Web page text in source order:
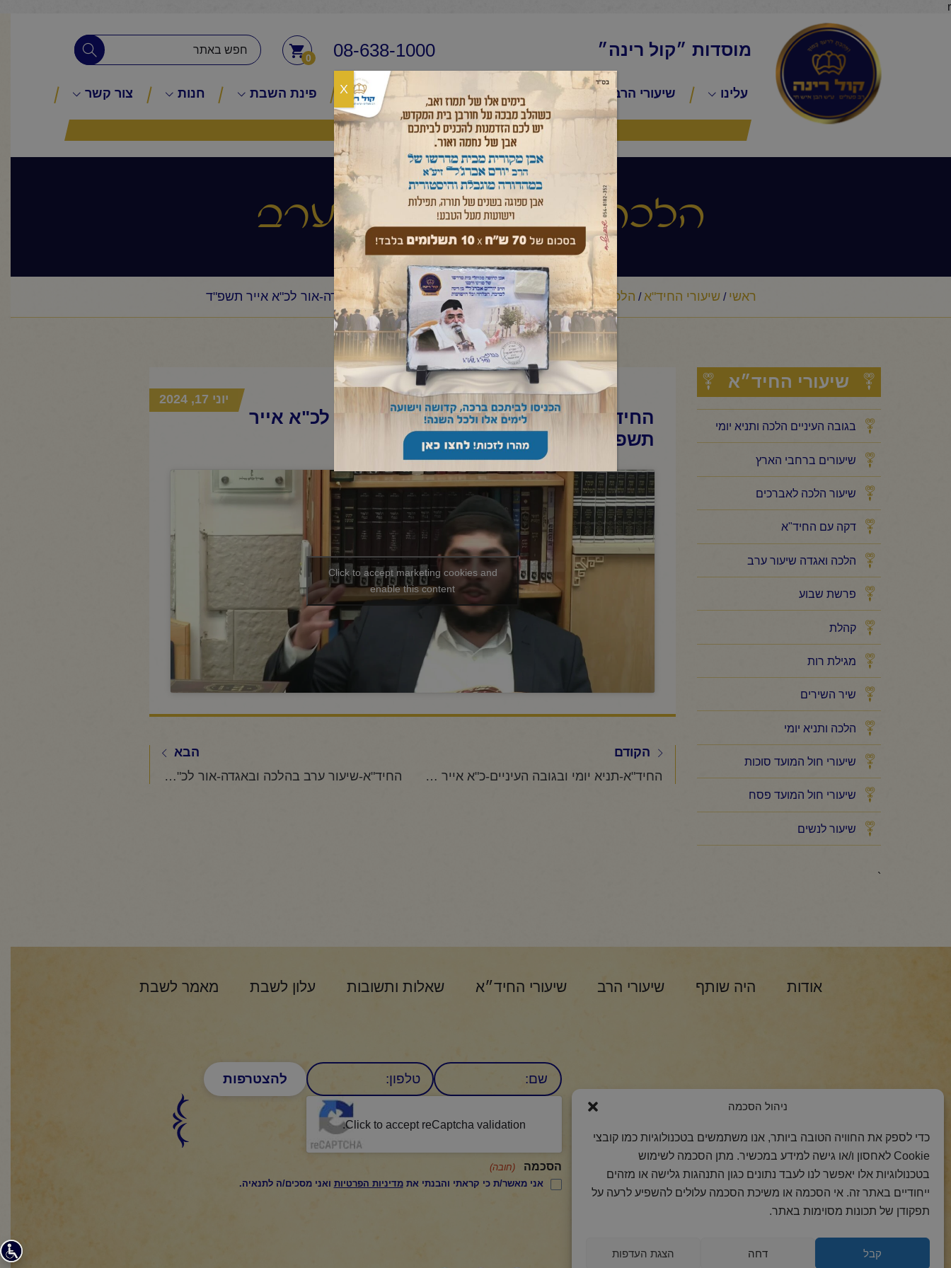
ניהול הסכמה
כדי לספק את החוויה הטובה ביותר, אנו משתמשים בטכנולוגיות כמו קובצי
Cookie לאחסון ו/או גישה למידע במכשיר. מתן הסכמה לשימוש
בטכנולוגיות אלו יאפשר לנו לעבד נתונים כגון התנהגות גלישה או מזהים
ייחודיים באתר זה. אי הסכמה או משיכת הסכמה עלולים להשפיע לרעה על
תפקודן של תכונות מסוימות באתר.
קבל דחה הצגת העדפות
r
מוסדות ״קול רינה״ 08-638-1000
0
עלינו שיעורי הרב שיעורי החיד״א שאלות ותשובות פינת השבת חנות צור קשר
היה שותף
הלכה ואגדה שיעור ערב
ראשי /שיעורי החיד"א/ הלכה ואגדה שיעור ערב /החיד"א-שיעור ערב בהלכה ובאגדה-אור לכ"א אייר תשפ"ד
שיעורי החיד״א
בגובה העיניים הלכה ותניא יומי
שיעורים ברחבי הארץ
שיעור הלכה לאברכים
דקה עם החיד"א
הלכה ואגדה שיעור ערב
פרשת שבוע
קהלת
מגילת רות
שיר השירים
הלכה ותניא יומי
שיעורי חול המועד סוכות
שיעורי חול המועד פסח
שיעור לנשים
`
החיד"א-שיעור ערב בהלכה ובאגדה-אור לכ"א אייר
תשפ"ד
יוני 17, 2024
Click to accept marketing cookies and
enable this content
הקודם
החיד"א-תניא יומי ובגובה העיניים-כ"א אייר תשפ"ד
הבא
החיד"א-שיעור ערב בהלכה ובאגדה-אור לכ"ב אייר תשפ"ד
אודות היה שותף שיעורי הרב שיעורי החיד״א שאלות ותשובות עלון לשבת מאמר לשבת
הצטרפות למסר היומי
שם טלפון:
Click to accept reCaptcha validation.
הסכמה
(חובה)
אני מאשר/ת כי קראתי והבנתי אתמדיניות הפרטיות
2018 כל הזכויות
X